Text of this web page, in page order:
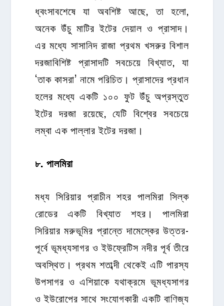
ধ্বংসাবশেষে যা অবশিষ্ট আছে, তা হলো,
অনেক উঁচু মাটির ইটের দেয়াল ও প্রাসাদ।
এর মধ্যে সাসানিদ রাজা প্রথম খসরুর বিশাল
দরজাবিশিষ্ট প্রাসাদটি সবচেয়ে বিখ্যাত, যা
‘তাক কাসরা’ নামে পরিচিত। প্রাসাদের প্রধান
হলের মধ্যে একটি ১০০ ফুট উঁচু অপ্রস্তুত
ইটের দরজা রয়েছে, যেটি বিশ্বের সবচেয়ে
লম্বা এক পাল্লার ইটের দরজা।
৮. পালমিরা
মধ্য সিরিয়ার প্রাচীন শহর পালমিরা সিল্ক
রোডের একটি বিখ্যাত শহর। পালমিরা
সিরিয়ার মরুভূমির প্রান্তে দামেস্কের উত্তর-
পূর্বে ভূমধ্যসাগর ও ইউফ্রেটিস নদীর পূর্ব তীরে
অবস্থিত। প্রথম শতাব্দী থেকেই এটি পারস্য
উপসাগর ও এশিয়াকে যথাক্রমে ভূমধ্যসাগর
ও ইউরোপের সাথে সংযোগকারী একটি বাণিজ্য